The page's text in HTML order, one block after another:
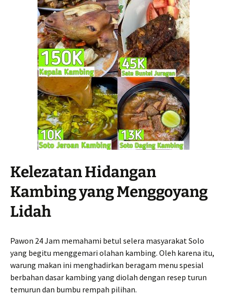
Kelezatan Hidangan
Kambing yang Menggoyang
Lidah
Pawon 24 Jam memahami betul selera masyarakat Solo
yang begitu menggemari olahan kambing. Oleh karena itu,
warung makan ini menghadirkan beragam menu spesial
berbahan dasar kambing yang diolah dengan resep turun
temurun dan bumbu rempah pilihan.